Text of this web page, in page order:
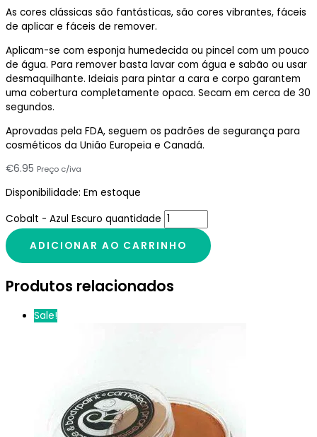
As cores clássicas são fantásticas, são cores vibrantes, fáceis
de aplicar e fáceis de remover.
Aplicam-se com esponja humedecida ou pincel com um pouco
de água. Para remover basta lavar com água e sabão ou usar
desmaquilhante. Ideiais para pintar a cara e corpo garantem
uma cobertura completamente opaca. Secam em cerca de 30
segundos.
Aprovadas pela FDA, seguem os padrões de segurança para
cosméticos da União Europeia e Canadá.
€6.95 Preço c/iva
Disponibilidade: Em estoque
Cobalt - Azul Escuro quantidade
ADICIONAR AO CARRINHO
Produtos relacionados
Sale!